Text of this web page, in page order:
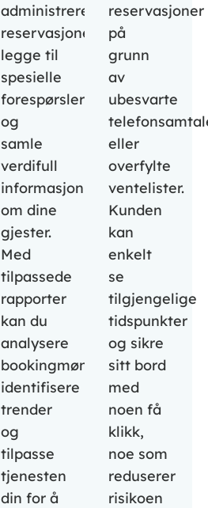
administrere
reservasjoner,
legge til
spesielle
forespørsler
og
samle
verdifull
informasjon
om dine
gjester.
Med
tilpassede
rapporter
kan du
analysere
bookingmønstre,
identifisere
trender
og
tilpasse
tjenesten
din for å
reservasjoner
på
grunn
av
ubesvarte
eller
overfylte
ventelister.
Kunden
kan
enkelt
se
tilgjengelige
tidspunkter
og sikre
sitt bord
med
noen få
klikk,
noe som
reduserer
risikoen